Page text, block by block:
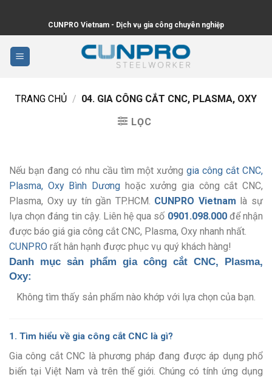
content
CUNPRO Vietnam - Dịch vụ gia công chuyên nghiệp
TRANG CHỦ / 04. GIA CÔNG CẮT CNC, PLASMA, OXY
LỌC
Nếu bạn đang có nhu cầu tìm một xưởng gia công cắt CNC,
Plasma, Oxy Bình Dương hoặc xưởng gia công cắt CNC,
Plasma, Oxy uy tín gần TP.HCM. CUNPRO Vietnam là sự
lựa chọn đáng tin cậy. Liên hệ qua số 0901.098.000 để nhận
được báo giá gia công cắt CNC, Plasma, Oxy nhanh nhất.
CUNPRO rất hân hạnh được phục vụ quý khách hàng!
Danh mục sản phẩm gia công cắt CNC, Plasma,
Oxy:
Không tìm thấy sản phẩm nào khớp với lựa chọn của bạn.
1. Tìm hiểu về gia công cắt CNC là gì?
Gia công cắt CNC là phương pháp đang được áp dụng phổ
biến tại Việt Nam và trên thế giới. Chúng có tính ứng dụng